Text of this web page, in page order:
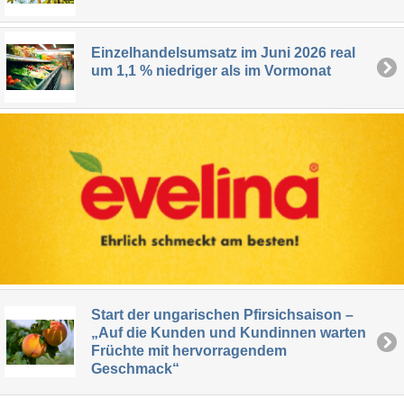
Einzelhandelsumsatz im Juni 2026 real
um 1,1 % niedriger als im Vormonat
Start der ungarischen Pfirsichsaison –
„Auf die Kunden und Kundinnen warten
Früchte mit hervorragendem
Geschmack“